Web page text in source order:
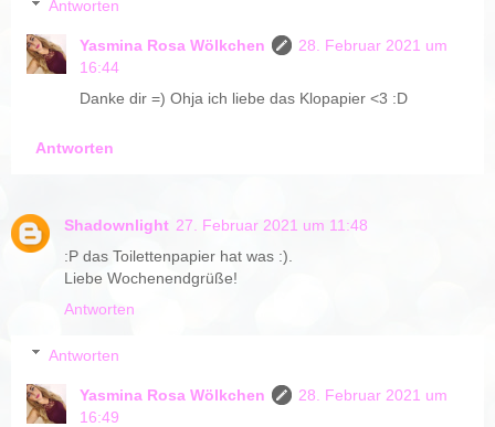
Antworten
Yasmina Rosa Wölkchen
28. Februar 2021 um
16:44
Danke dir =) Ohja ich liebe das Klopapier <3 :D
Antworten
Shadownlight 27. Februar 2021 um 11:48
:P das Toilettenpapier hat was :).
Liebe Wochenendgrüße!
Antworten
Antworten
Yasmina Rosa Wölkchen
28. Februar 2021 um
16:49